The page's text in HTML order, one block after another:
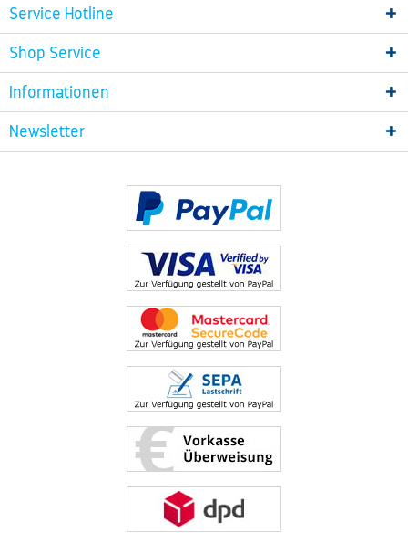
Service Hotline
Shop Service
Informationen
Newsletter